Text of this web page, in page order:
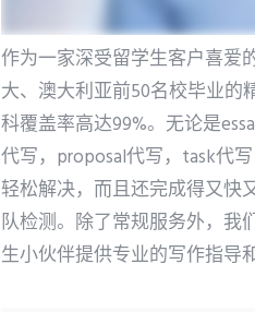
作为一家深受留学生客户喜爱
大、澳大利亚前50名校毕业的
科覆盖率高达99%。无论是
代写，proposal代写，task代
轻松解决，而且还完成得又快
队检测。除了常规服务外，我
生小伙伴提供专业的写作指导